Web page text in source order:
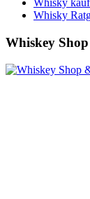
Whisky
Whisky
Whiskey